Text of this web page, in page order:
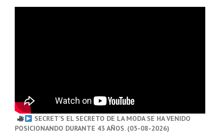
SECRET’S EL SECRETO DE LA MODA SE HA VENIDO
POSICIONANDO DURANTE 43 AÑOS. (05-08-2026)